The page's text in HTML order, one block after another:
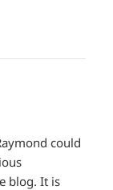
could
blog. It is